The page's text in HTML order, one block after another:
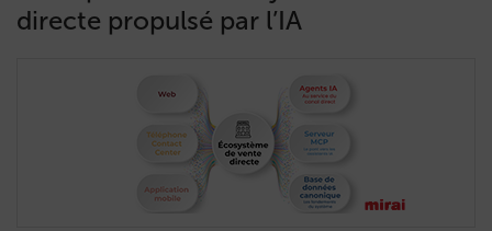
directe propulsé par l’IA